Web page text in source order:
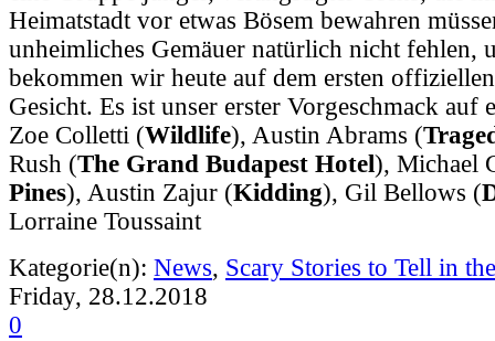
Heimatstadt vor etwas Bösem bewahren
unheimliches Gemäuer natürlich nicht fehlen,
bekommen wir heute auf dem ersten
Gesicht. Es ist unser erster Vorgeschmack auf
Zoe Colletti (Wildlife), Austin Abrams (
Rush (The Grand Budapest Hotel), Michael
Pines), Austin Zajur (Kidding), Gil Bellows (
Lorraine Toussaint
Kategorie(n): News, Scary Stories to Tell in
Friday, 28.12.2018
0